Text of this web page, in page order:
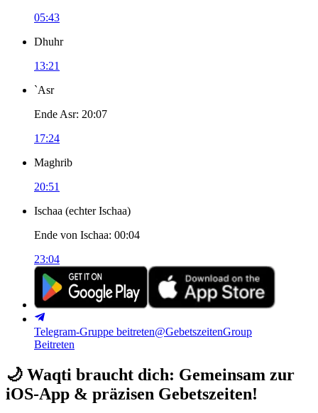
05:43
Dhuhr
13:21
`Asr
Ende Asr: 20:07
17:24
Maghrib
20:51
Ischaa (echter Ischaa)
Ende von Ischaa: 00:04
23:04
Telegram-Gruppe beitreten@GebetszeitenGroup
Beitreten
🌙 Waqti braucht dich: Gemeinsam zur
iOS-App & präzisen Gebetszeiten!